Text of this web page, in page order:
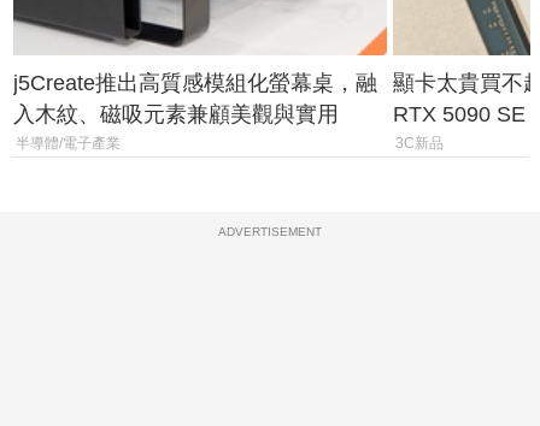
j5Create推出高質感模組化螢幕桌，融
入木紋、磁吸元素兼顧美觀與實用
半導體/電子產業
顯卡太貴買不
RTX 5090 SE
體
3C新品
ADVERTISEMENT